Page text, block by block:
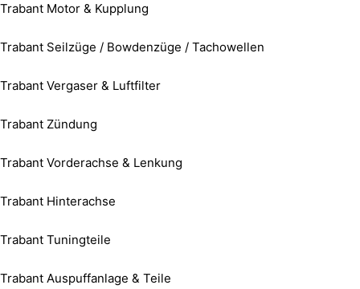
Trabant Motor & Kupplung
Trabant Seilzüge / Bowdenzüge / Tachowellen
Trabant Vergaser & Luftfilter
Trabant Zündung
Trabant Vorderachse & Lenkung
Trabant Hinterachse
Trabant Tuningteile
Trabant Auspuffanlage & Teile